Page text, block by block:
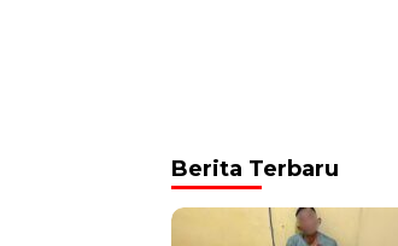
Berita Terbaru